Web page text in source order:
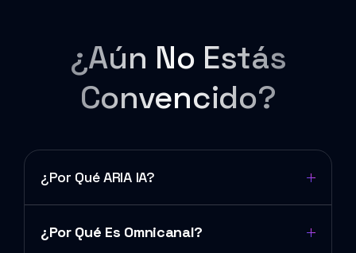
¿Aún No Estás
Convencido?
¿Por Qué ARIA IA?
¿Por Qué Es Omnicanal?